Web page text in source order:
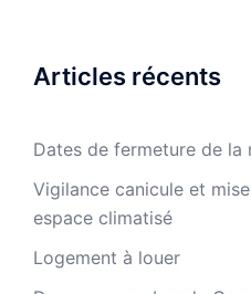
Articles récents
Dates de fermeture de la
Vigilance canicule et
espace climatisé
Logement à louer